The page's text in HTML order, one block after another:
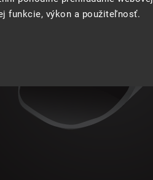
funkcie, výkon a použiteľnosť.